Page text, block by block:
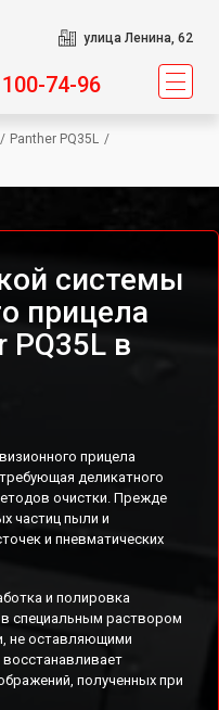
улица Ленина, 62
74-96
/ Panther PQ35L /
системы
прицела
PQ35L в
прицела
деликатного
очистки. Прежде
частиц пыли и
и пневматических
и полировка
специальным раствором
не оставляющими
полученных при